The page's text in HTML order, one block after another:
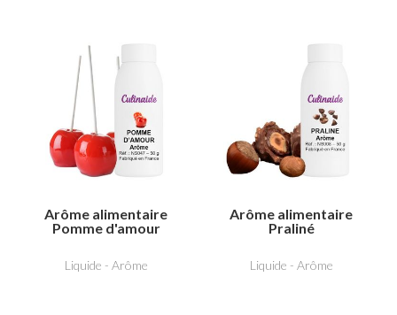
Arôme alimentaire
Pomme d'amour
Liquide - Arôme
Arôme alimentaire
Praliné
Liquide - Arôme